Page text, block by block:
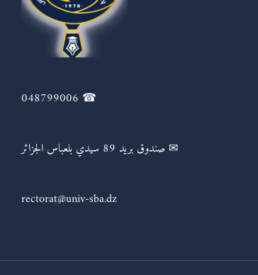
☎ 048799006
✉ صندوق بريد 89 سيدي بلعباس الجزائر
rectorat@univ-sba.dz